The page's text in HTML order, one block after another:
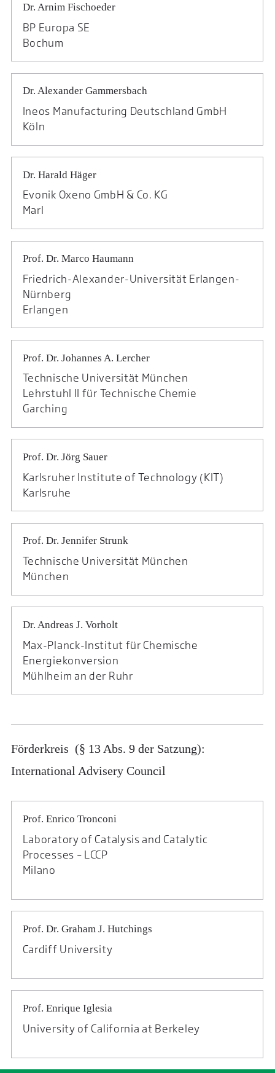
Dr. Arnim Fischoeder
BP Europa SE
Bochum
Dr. Alexander Gammersbach
Ineos Manufacturing Deutschland GmbH
Köln
Dr. Harald Häger
Evonik Oxeno GmbH & Co. KG
Marl
Prof. Dr. Marco Haumann
Friedrich-Alexander-Universität Erlangen-
Nürnberg
Erlangen
Prof. Dr. Johannes A. Lercher
Technische Universität München
Lehrstuhl II für Technische Chemie
Garching
Prof. Dr. Jörg Sauer
Karlsruher Institute of Technology (KIT)
Karlsruhe
Prof. Dr. Jennifer Strunk
Technische Universität München
München
Dr. Andreas J. Vorholt
Max-Planck-Institut für Chemische
Energiekonversion
Mühlheim an der Ruhr
Förderkreis (§ 13 Abs. 9 der Satzung):
International Advisery Council
Prof. Enrico Tronconi
Laboratory of Catalysis and Catalytic
Processes – LCCP
Milano
Prof. Dr. Graham J. Hutchings
Cardiff University
Prof. Enrique Iglesia
University of California at Berkeley